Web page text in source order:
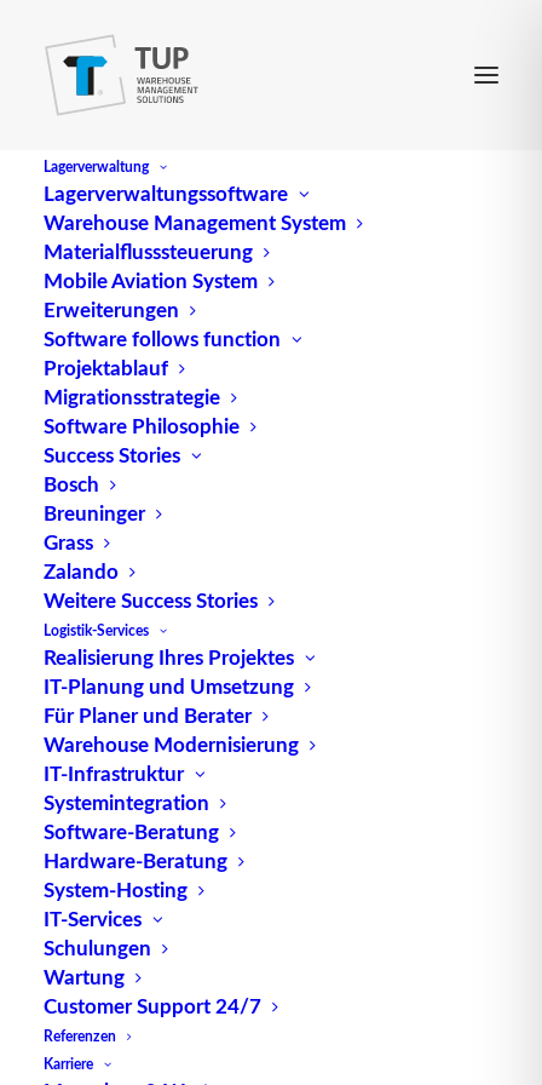
Lagerverwaltung
Lagerverwaltungssoftware
Warehouse Management System
Materialflusssteuerung
Mobile Aviation System
Erweiterungen
Software follows function
Projektablauf
Migrationsstrategie
Software Philosophie
Success Stories
Bosch
Breuninger
Grass
Zalando
Weitere Success Stories
Logistik-Services
Realisierung Ihres Projektes
IT-Planung und Umsetzung
Für Planer und Berater
Warehouse Modernisierung
IT-Infrastruktur
Systemintegration
Software-Beratung
Hardware-Beratung
System-Hosting
IT-Services
Schulungen
Wartung
Customer Support 24/7
Referenzen
Karriere
ADNR
ADNR, die Abkürzung für „Accord Européen relatif
au transport international des marchandises
dangereuses par voie de navigation du Rhin“,
bezeichnet die Gefahrguttransport-Vorschriften für
die Binnenschifffahrt auf dem Rhein. Dieses
Europäische Abkommen legt die Standards und
Regelungen für den sicheren Transport gefährlicher
Güter auf dem Rhein fest und spielt eine
entscheidende Rolle im grenzüberschreitenden
Binnenschifffahrtsverkehr.
Die ADNR-Normen wurden entwickelt, um die
Sicherheit von Personen, Eigentum und der
Umwelt während des Transports gefährlicher Güter
zu gewährleisten. Dies umfasst die Kennzeichnung,
Verpackung und Beförderung solcher Güter auf
Binnenschiffen, wobei die spezifischen
Anforderungen je nach Art des Gefahrguts
variieren können.
Die Einhaltung der ADNR-Vorschriften ist für alle
an der Binnenschifffahrt auf dem Rhein beteiligten
Akteure verpflichtend. Dies schließt
Schifffahrtsunternehmen, Logistikdienstleister und